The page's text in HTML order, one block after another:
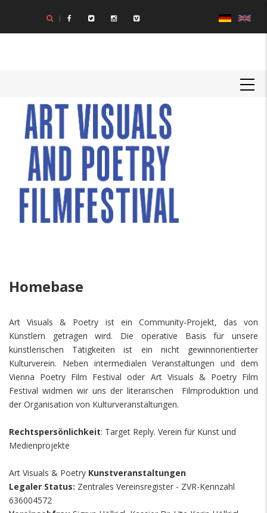
Inhalt
Textkörper
Homebase
Art Visuals & Poetry ist ein Community-Projekt, das von
Künstlern getragen wird. Die operative Basis für unsere
künstlerischen Tätigkeiten ist ein nicht gewinnorientierter
Kulturverein. Neben intermedialen Veranstaltungen und dem
Vienna Poetry Film Festival oder Art Visuals & Poetry Film
Festival widmen wir uns der literarischen Filmproduktion und
der Organisation von Kulturveranstaltungen.
Rechtspersönlichkeit: Target Reply. Verein für Kunst und
Medienprojekte
Art Visuals & Poetry Kunstveranstaltungen
Legaler Status: Zentrales Vereinsregister - ZVR-Kennzahl
636004572